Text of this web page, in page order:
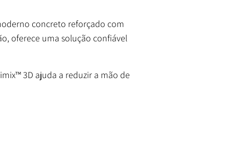
concreto reforçado com
oferece uma solução confiável
3D ajuda a reduzir a mão de